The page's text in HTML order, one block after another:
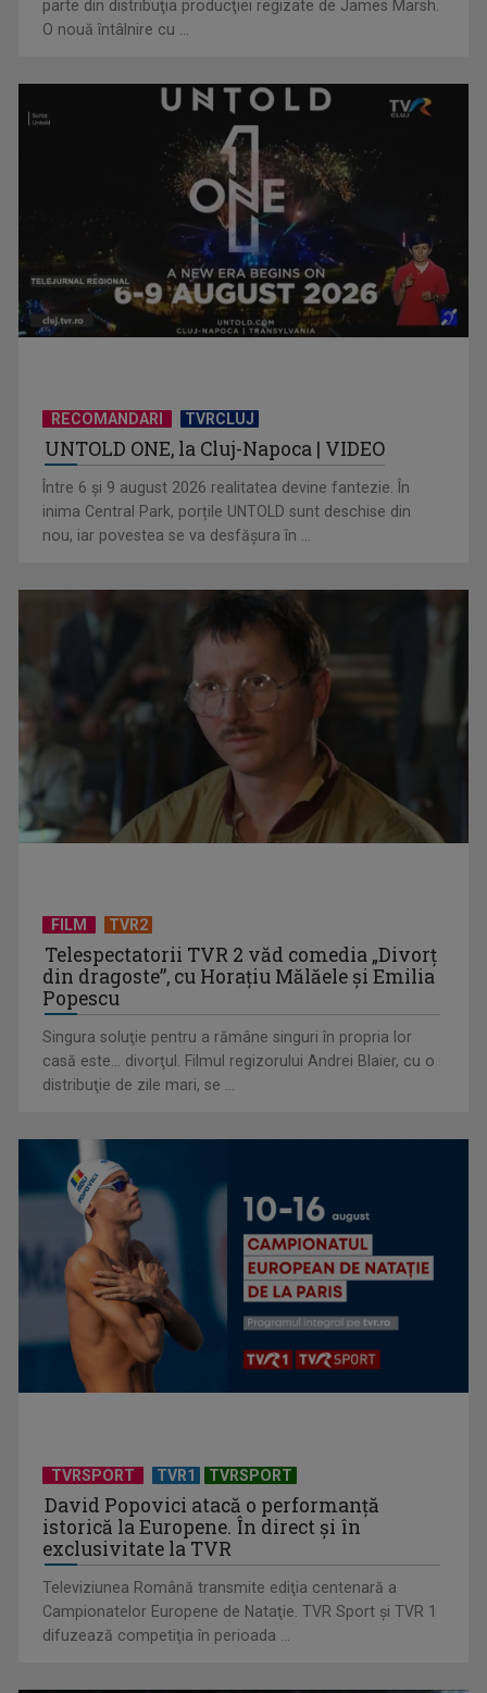
Piesa „Inimă, nu fi de piatră” a Corinei Chiriac ia argintul în
Hora care unește generații | VIDEO
Piesa Angelei Similea „După noapte vine zi” – pe podium şi
acum în inimile ...
Cum ne-a îmbolnăvit telefonul și cum salvarea era mereu
parte din distribuţia producţiei regizate de James Marsh.
O nouă întâlnire cu ...
RECOMANDARI TVRCLUJ
UNTOLD ONE, la Cluj-Napoca | VIDEO
Între 6 și 9 august 2026 realitatea devine fantezie. În
inima Central Park, porțile UNTOLD sunt deschise din
nou, iar povestea se va desfășura în ...
FILM TVR2
Telespectatorii TVR 2 văd comedia „Divorţ
din dragoste”, cu Horaţiu Mălăele şi Emilia
Popescu
Singura soluţie pentru a rămâne singuri în propria lor
casă este... divorţul. Filmul regizorului Andrei Blaier, cu o
distribuţie de zile mari, se ...
TVRSPORT TVR1 TVRSPORT
David Popovici atacă o performanţă
istorică la Europene. În direct şi în
exclusivitate la TVR
Televiziunea Română transmite ediţia centenară a
Campionatelor Europene de Nataţie. TVR Sport şi TVR 1
difuzează competiţia în perioada ...